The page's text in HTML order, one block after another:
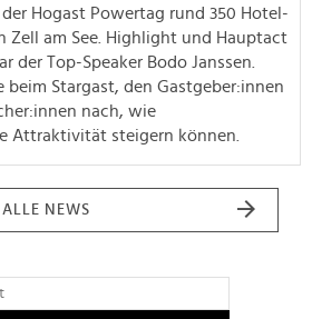
der Hogast Powertag rund 350 Hotel-
Zell am See. Highlight und Hauptact
der Top-Speaker Bodo Janssen.
Stargast, den Gastgeber:innen
nach, wie
Attraktivität steigern können.
ALLE NEWS